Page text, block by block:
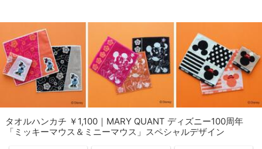
タオルハンカチ ￥1,100｜MARY QUANT ディズニー100周年
「ミッキーマウス＆ミニーマウス」スペシャルデザイン